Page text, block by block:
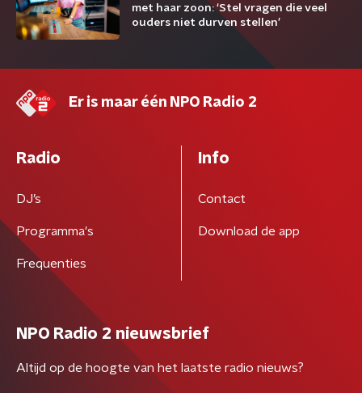
met haar zoon: ‘Stel vragen die veel
ouders niet durven stellen’
Er is maar één NPO Radio 2
Radio
DJ’s
Programma's
Frequenties
Info
Contact
Download de app
NPO Radio 2 nieuwsbrief
Altijd op de hoogte van het laatste radio nieuws?